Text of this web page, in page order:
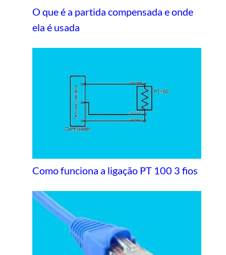
O que é a partida compensada e onde
ela é usada
Como funciona a ligação PT 100 3 fios